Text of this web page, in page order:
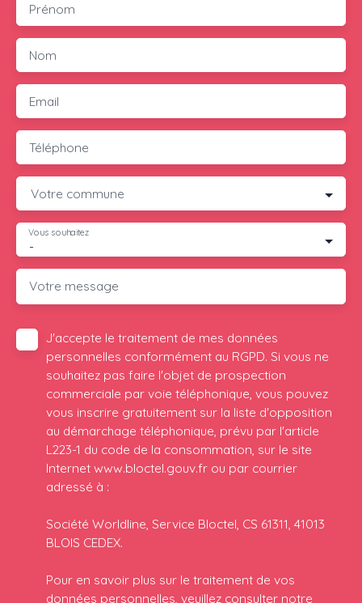
Prénom
Nom
Email
Téléphone
Votre commune
-
Vous souhaitez
Votre message
J'accepte le traitement de mes données
personnelles conformément au RGPD. Si vous ne
souhaitez pas faire l'objet de prospection
commerciale par voie téléphonique, vous pouvez
vous inscrire gratuitement sur la liste d'opposition
au démarchage téléphonique, prévu par l'article
L223-1 du code de la consommation, sur le site
Internet www.bloctel.gouv.fr ou par courrier
adressé à :
Société Worldline, Service Bloctel, CS 61311, 41013
BLOIS CEDEX.
Pour en savoir plus sur le traitement de vos
données personnelles, veuillez consulter notre